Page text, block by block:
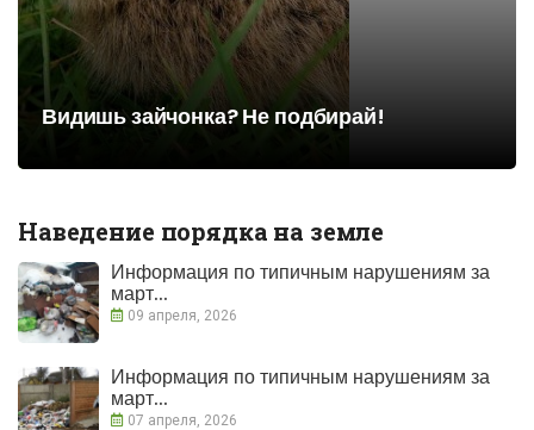
Видишь зайчонка? Не подбирай!
Наведение порядка на земле
Информация по типичным нарушениям за
март...
09 апреля, 2026
Информация по типичным нарушениям за
март...
07 апреля, 2026